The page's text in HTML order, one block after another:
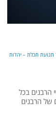
תנועת תכלת – יהדות
הרבנים בכל
של הרבנים